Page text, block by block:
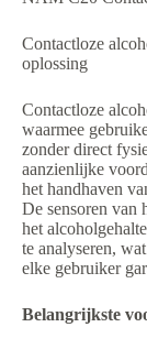
Contactloze
oplossing
Contactloze
waarmee
zonder direct
aanzienlijke
het handhaven
De sensoren van
het
te analyseren,
elke gebruiker
Belangrijkste